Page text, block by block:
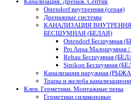
Ostendorf внутренняя (серая)
Дренажные системы
КАНАЛИЗАЦИЯ
БЕСШУМНАЯ (БЕЛАЯ)
Ostendorf Бесшумная
Pro Aqua Малошумная
Rehau Бесшумная
Sinikon Бесшумная
Канализация наружная
Трапы и желоба
Клеи. Герметики. Монтажные пены
Герметики силиконовые